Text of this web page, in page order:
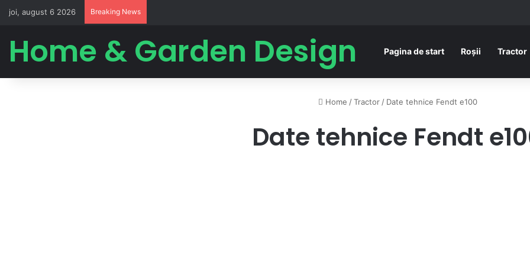
joi, august 6 2026 Breaking News
Home & Garden Design Pagina de start Roșii Tractor
Home / Tractor / Date tehnice Fendt e100
Date tehnice Fendt